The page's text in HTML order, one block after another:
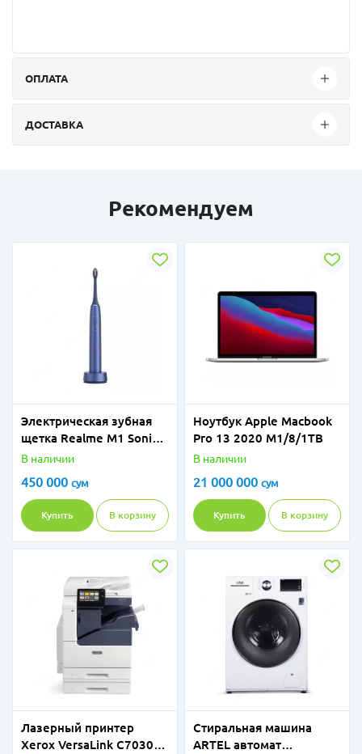
ОПЛАТА
ДОСТАВКА
Рекомендуем
Электрическая зубная
щетка Realme M1 Sonic
Electric Toothbrush
В наличии
450 000 сум
Купить В корзину
Ноутбук Apple Macbook
Pro 13 2020 M1/8/1TB
В наличии
21 000 000 сум
Купить В корзину
Лазерный принтер
Xerox VersaLink C7030
Стиральная машина
ARTEL автомат